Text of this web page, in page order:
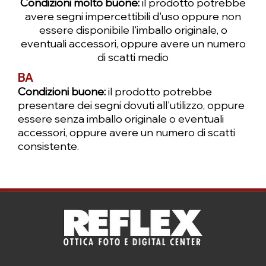
avere segni impercettibili d'uso oppure non
essere disponibile l'imballo originale, o
eventuali accessori, oppure avere un numero
di scatti medio
BA
Condizioni buone:il prodotto potrebbe
presentare dei segni dovuti all'utilizzo, oppure
essere senza imballo originale o eventuali
accessori, oppure avere un numero di scatti
consistente.